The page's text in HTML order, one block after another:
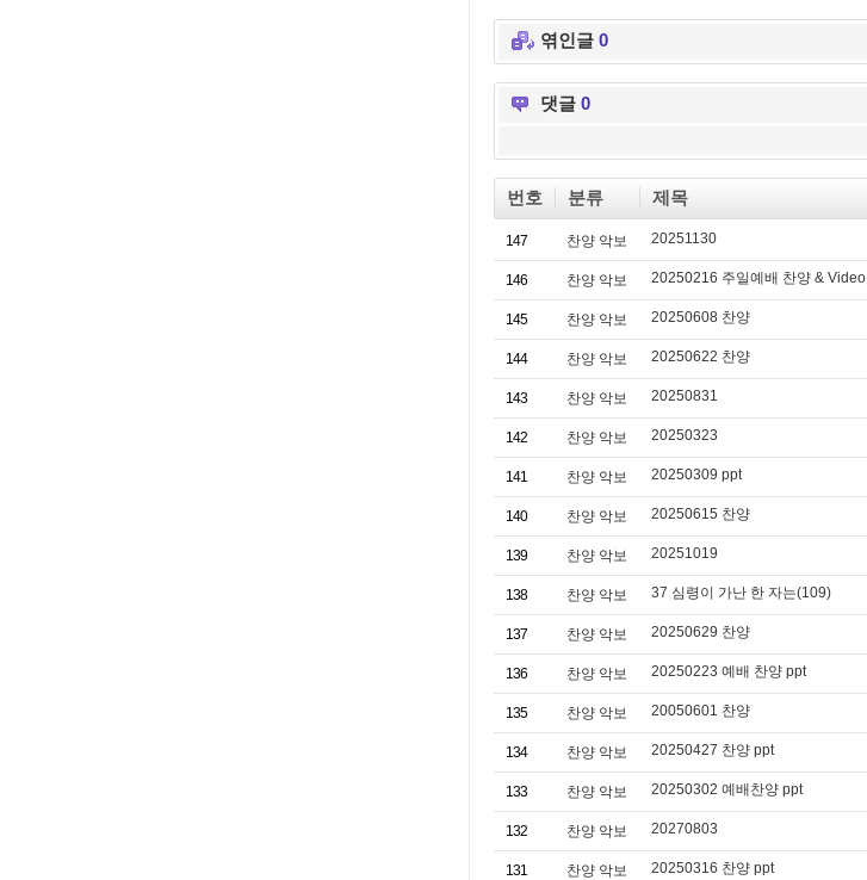
엮인글 0
댓글 0
번호 분류 제목
147 찬양 악보 20251130
146 찬양 악보 20250216 주일예배 찬양 & Video
145 찬양 악보 20250608 찬양
144 찬양 악보 20250622 찬양
143 찬양 악보 20250831
142 찬양 악보 20250323
141 찬양 악보 20250309 ppt
140 찬양 악보 20250615 찬양
139 찬양 악보 20251019
138 찬양 악보 37 심령이 가난 한 자는(109)
137 찬양 악보 20250629 찬양
136 찬양 악보 20250223 예배 찬양 ppt
135 찬양 악보 20050601 찬양
134 찬양 악보 20250427 찬양 ppt
133 찬양 악보 20250302 예배찬양 ppt
132 찬양 악보 20270803
131 찬양 악보 20250316 찬양 ppt